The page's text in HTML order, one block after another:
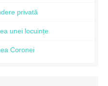
privată
unei locuințe
Coronei